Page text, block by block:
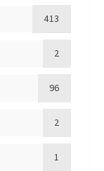
413
2
96
2
1